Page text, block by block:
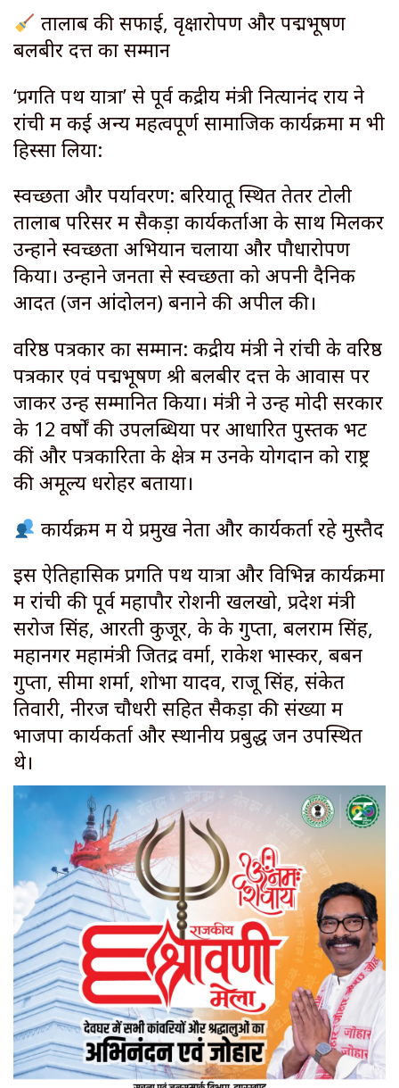
तालाब की सफाई, वृक्षारोपण और पद्मभूषण
बलबीर दत्त का सम्मान
‘प्रगति पथ यात्रा’ से पूर्व केंद्रीय मंत्री नित्यानंद राय ने
रांची में कई अन्य महत्वपूर्ण सामाजिक कार्यक्रमों में भी
हिस्सा लिया:
स्वच्छता और पर्यावरण: बरियातू स्थित तेतर टोली
तालाब परिसर में सैकड़ों कार्यकर्ताओं के साथ मिलकर
उन्होंने स्वच्छता अभियान चलाया और पौधारोपण
किया। उन्होंने जनता से स्वच्छता को अपनी दैनिक
आदत (जन आंदोलन) बनाने की अपील की।
वरिष्ठ पत्रकार का सम्मान: केंद्रीय मंत्री ने रांची के वरिष्ठ
पत्रकार एवं पद्मभूषण श्री बलबीर दत्त के आवास पर
जाकर उन्हें सम्मानित किया। मंत्री ने उन्हें मोदी सरकार
के 12 वर्षों की उपलब्धियों पर आधारित पुस्तकें भेंट
कीं और पत्रकारिता के क्षेत्र में उनके योगदान को राष्ट्र
की अमूल्य धरोहर बताया।
कार्यक्रम में ये प्रमुख नेता और कार्यकर्ता रहे मुस्तैद
इस ऐतिहासिक प्रगति पथ यात्रा और विभिन्न कार्यक्रमों
में रांची की पूर्व महापौर रोशनी खलखो, प्रदेश मंत्री
सरोज सिंह, आरती कुजूर, के के गुप्ता, बलराम सिंह,
महानगर महामंत्री जितेंद्र वर्मा, राकेश भास्कर, बबन
गुप्ता, सीमा शर्मा, शोभा यादव, राजू सिंह, संकेत
तिवारी, नीरज चौधरी सहित सैकड़ों की संख्या में
भाजपा कार्यकर्ता और स्थानीय प्रबुद्ध जन उपस्थित
थे।